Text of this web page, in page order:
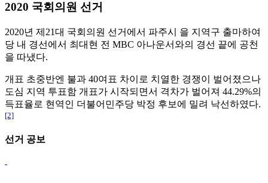
2020 국회의원 선거
2020년 제21대 국회의원 선거에서 파주시 을 지역구 출마하여
당 내 경선에서 최대현 전 MBC 아나운서와의 경선 끝에 공천
을 따냈다.
개표 초중반엔 불과 40여표 차이로 치열한 경쟁이 벌어졌으나
도심 지역 투표함 개표가 시작되면서 격차가 벌어져 44.29%의
득표율로 현역인 더불어민주당 박정 후보에 밀려 낙선하였다.
[2]
선거 공보